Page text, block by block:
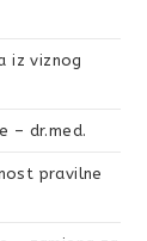
iz viznog
– dr.med.
pravilne